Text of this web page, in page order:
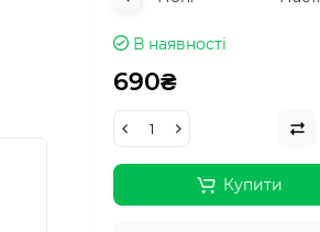
В наявності
690₴
Купити